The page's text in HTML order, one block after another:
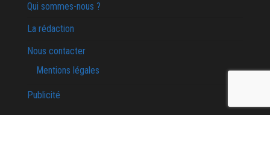
Qui sommes-nous ?
La rédaction
Nous contacter
Mentions légales
Publicité